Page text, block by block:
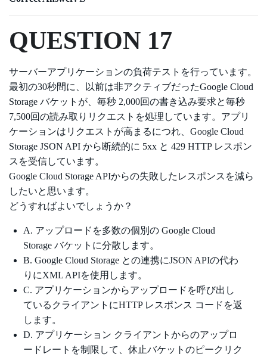
QUESTION 17
サーバーアプリケーションの負荷テストを行っています。
最初の30秒間に、以前は非アクティブだったGoogle Cloud
Storage バケットが、毎秒 2,000回の書き込み要求と毎秒
7,500回の読み取りリクエストを処理しています。アプリ
ケーションはリクエストが高まるにつれ、Google Cloud
Storage JSON API から断続的に 5xx と 429 HTTP レスポン
スを受信しています。
Google Cloud Storage APIからの失敗したレスポンスを減ら
したいと思います。
どうすればよいでしょうか？
A. アップロードを多数の個別の Google Cloud
Storage バケットに分散します。
B. Google Cloud Storage との連携にJSON APIの代わ
りにXML APIを使用します。
C. アプリケーションからアップロードを呼び出し
ているクライアントにHTTP レスポンス コードを返
します。
D. アプリケーション クライアントからのアップロ
ードレートを制限して、休止バケットのピークリク